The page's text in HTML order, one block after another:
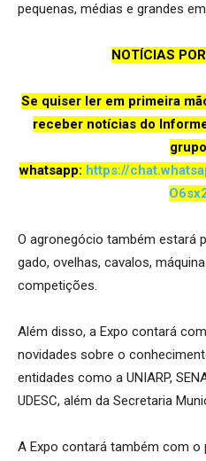
pequenas, médias e grandes
NOTÍCIAS
Se quiser ler em primeira
receber notícias do
whatsapp: https://
O agronegócio também estará
gado, ovelhas, cavalos,
competições.
Além disso, a Expo contará
novidades sobre o
entidades como a UNIARP,
UDESC, além da Secretaria
A Expo contará também com o